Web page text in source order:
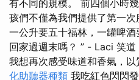
有不同的規模。 前四個小時
孩們不僅為我們提供了第一次
一公升要五十福林，一罐啤
回家過週末嗎？ ” - Laci 笑道
我想再次感受味道和香氣，以
化助聽器種類 我吃紅色閃閃